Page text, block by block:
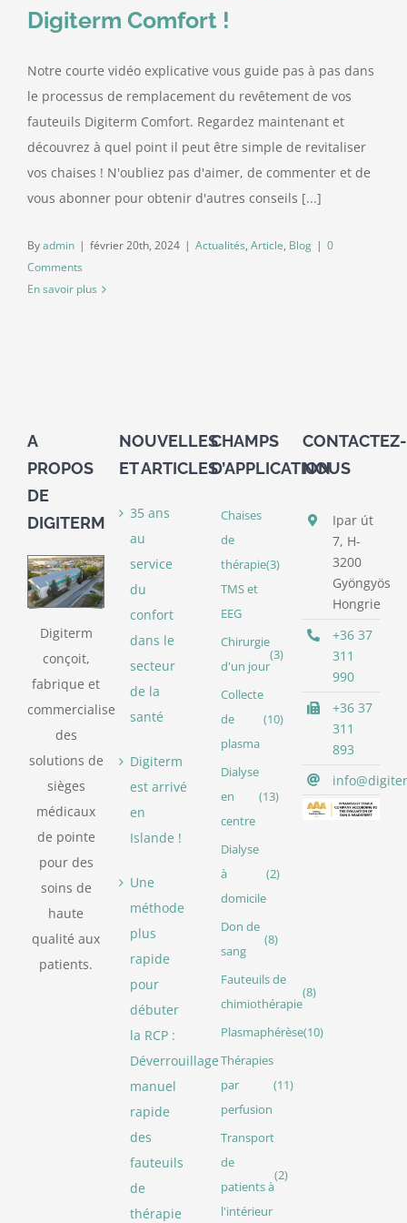
Digiterm Comfort !
Notre courte vidéo explicative vous guide pas à pas dans
le processus de remplacement du revêtement de vos
fauteuils Digiterm Comfort. Regardez maintenant et
découvrez à quel point il peut être simple de revitaliser
vos chaises ! N'oubliez pas d'aimer, de commenter et de
vous abonner pour obtenir d'autres conseils [...]
Byadmin | février 20th, 2024 | Actualités, Article, Blog | 0
Comments
En savoir plus
A
PROPOS
DE
DIGITERM
Digiterm
conçoit,
fabrique et
commercialise
des
solutions de
sièges
médicaux
de pointe
pour des
soins de
haute
qualité aux
patients.
NOUVELLES
ET ARTICLES
35 ans
au
service
du
confort
dans le
secteur
de la
santé
Digiterm
est arrivé
en
Islande !
Une
méthode
plus
rapide
pour
débuter
la RCP :
Déverrouillage
manuel
rapide
des
fauteuils
de
thérapie
CHAMPS
D’APPLICATION
Chaises
de
thérapie
TMS et
EEG
(3)
Chirurgie
d'un jour
(3)
Collecte
de
plasma
(10)
Dialyse
en
centre
(13)
Dialyse
à
domicile
(2)
Don de
sang
(8)
Fauteuils de
chimiothérapie
(8)
Plasmaphérèse(10)
Thérapies
par
perfusion
(11)
Transport
de
patients à
l'intérieur
(2)
CONTACTEZ-
NOUS
Ipar út
7, H-
3200
Gyöngyös
Hongrie
+36 37
311
990
+36 37
311
893